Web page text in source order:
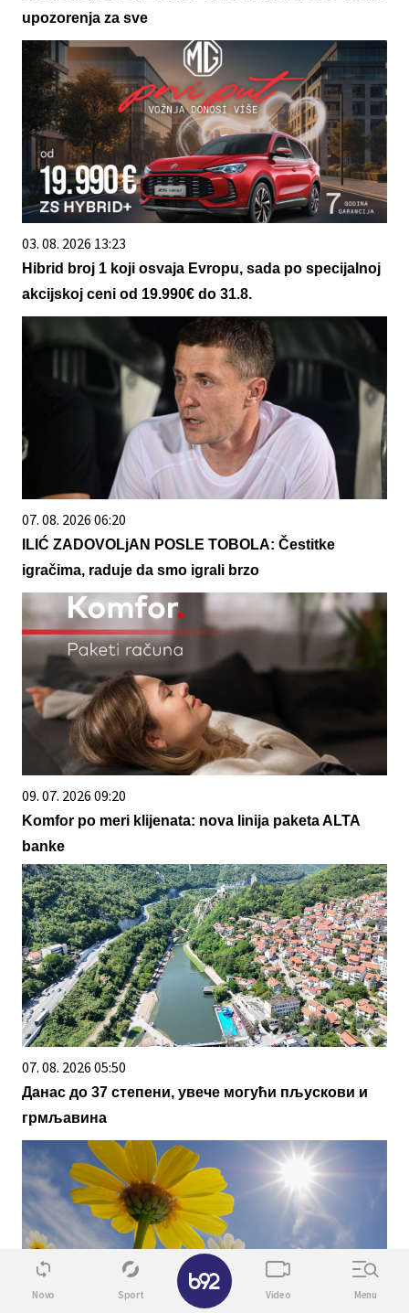
upozorenja za sve
03. 08. 2026 13:23
Hibrid broj 1 koji osvaja Evropu, sada po specijalnoj
akcijskoj ceni od 19.990€ do 31.8.
07. 08. 2026 06:20
ILIĆ ZADOVOLjAN POSLE TOBOLA: Čestitke
igračima, raduje da smo igrali brzo
09. 07. 2026 09:20
Komfor po meri klijenata: nova linija paketa ALTA
banke
07. 08. 2026 05:50
Данас до 37 степени, увече могући пљускови и
грмљавина
Novo Sport Video Menu
✕